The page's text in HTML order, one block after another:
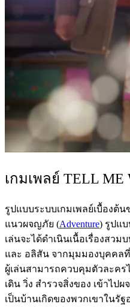
เกมเพลย์ TELL ME
รูปแบบระบบเกมเพลย์เบื้องต้น
แนวผจญภัย (Adventure) รูปแบ
เล่นจะได้ดำเนินเนื้อเรื่องสว
และ อลิสัน จากมุมมองบุคคล
ผู้เล่นสามารถควบคุมตัวละคร
เดิน วิ่ง สำรวจสิ่งของ เข้าไป
เป็นบ้านเกิดของพวกเขาในรั